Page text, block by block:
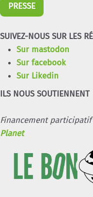
PRESSE
SUIVEZ-NOUS SUR LES
Sur mastodon
Sur facebook
Sur Likedin
ILS NOUS SOUTIENNENT
Financement
Planet